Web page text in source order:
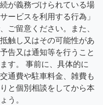
が義務づけられている場
ービスを利用する行為」
ご留意ください。また、
触し又はその可能性があ
告又は通知等を行うこと
す。 事前に、具体的に
通費や駐車料金、雑費も
と個別相談をしてから本
う。